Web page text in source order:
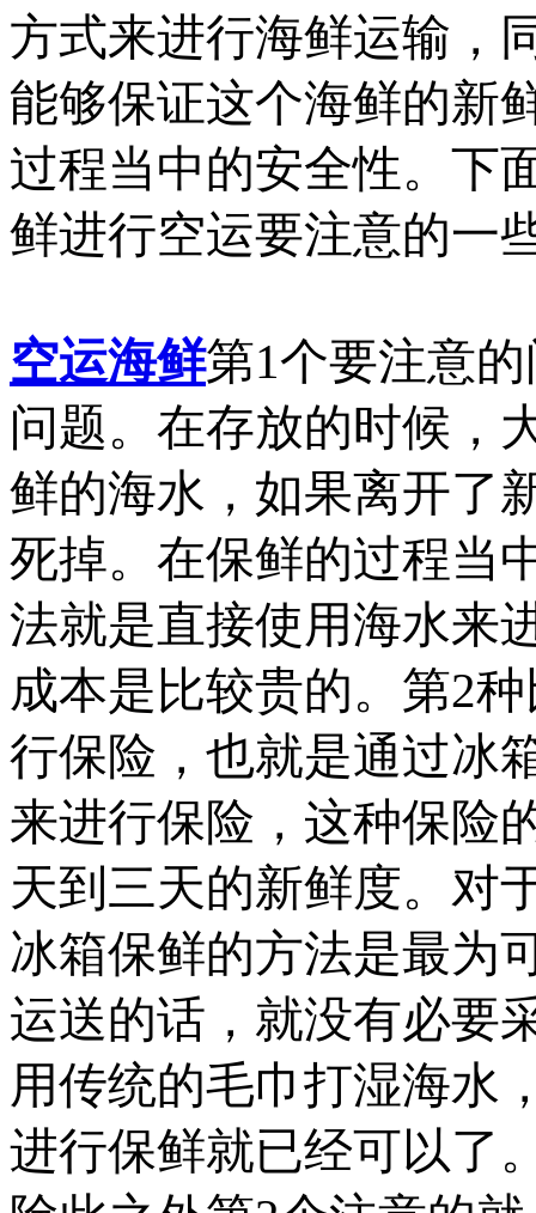
方式来进行海鲜运输，
能够保证这个海鲜的新
过程当中的安全性。下
鲜进行空运要注意的一
空运海鲜第1个要注意
问题。在存放的时候，
鲜的海水，如果离开了
死掉。在保鲜的过程当
法就是直接使用海水来
成本是比较贵的。第2
行保险，也就是通过冰
来进行保险，这种保险
天到三天的新鲜度。对
冰箱保鲜的方法是最为
运送的话，就没有必要
用传统的毛巾打湿海水
进行保鲜就已经可以了